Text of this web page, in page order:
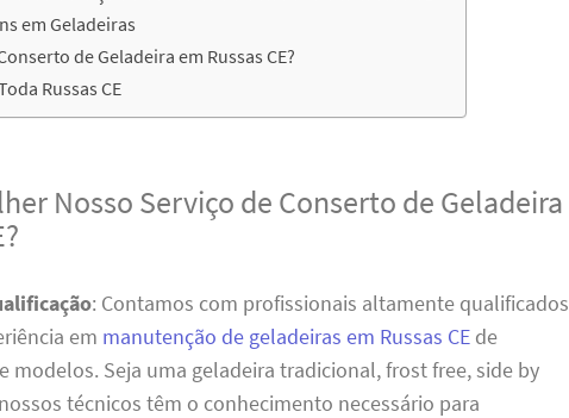
em Geladeiras
de Geladeira em Russas CE?
Russas CE
Nosso Serviço de Conserto de Geladeira
: Contamos com profissionais altamente qualificados
em manutenção de geladeiras em Russas CE de
modelos. Seja uma geladeira tradicional, frost free, side by
técnicos têm o conhecimento necessário para